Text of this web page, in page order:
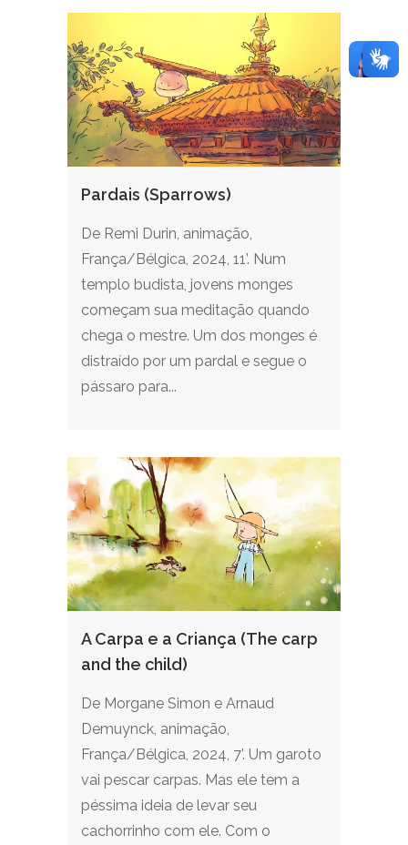
Pardais (Sparrows)
De Remi Durin, animação,
França/Bélgica, 2024, 11’. Num
templo budista, jovens monges
começam sua meditação quando
chega o mestre. Um dos monges é
distraído por um pardal e segue o
pássaro para...
A Carpa e a Criança (The carp
and the child)
De Morgane Simon e Arnaud
Demuynck, animação,
França/Bélgica, 2024, 7’. Um garoto
vai pescar carpas. Mas ele tem a
péssima ideia de levar seu
cachorrinho com ele. Com o